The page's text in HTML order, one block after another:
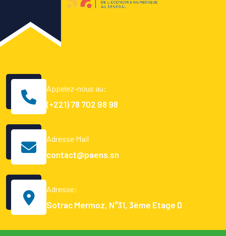
Appelez-nous au:
(+221) 78 702 98 98
Adresse Mail
contact@paens.sn
Adresse:
Sotrac Mermoz, N°31, 3ème Etage D